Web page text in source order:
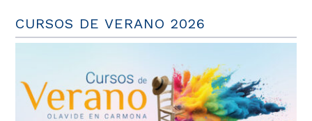
CURSOS DE VERANO 2026